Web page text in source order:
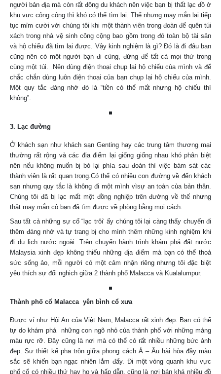
người bản địa mà còn rất đông du khách nên việc bạn bị thất lạc đồ ở
khu vực công công thì khó có thể tìm lại. Thế nhưng may mắn lại tiếp
tục mỉm cười với chúng tôi khi một thành viên trong đoàn để quên túi
xách trong nhà vệ sinh công cộng bao gồm trong đó toàn bộ tài sản
và hộ chiếu đã tìm lại được. Vậy kinh nghiệm là gì? Đó là đi đâu bạn
cũng nên có một người bạn đi cùng, đừng để tất cả mọi thứ trong
cùng một túi. Nên dùng điện thoại chụp lại hộ chiếu của mình và để
chắc chắn dùng luôn điện thoại của bạn chụp lại hộ chiếu của mình.
Một quy tắc đáng nhớ đó là “tiền có thể mất nhưng hộ chiếu thì
không”.
3. Lạc đường
Ở khách sạn như khách sạn Genting hay các trung tâm thương mại
thường rất rộng và các địa điểm lại giống giống nhau khó phân biệt
nên nếu không muốn bị bỏ lại phía sau đoàn thì việc bám sát các
thành viên là rất quan trọng.Có thể có nhiều con đường về đến khách
sạn nhưng quy tắc là không đi một mình vìsự an toàn của bản thân.
Chúng tôi đã bị lạc mất một đồng nghiệp trên đường về thế nhưng
thật may mắn cô bạn đã tìm được về phòng bằng mọi cách.
Sau tất cả những sự cố “lạc trôi‘ ấy chúng tôi lại càng thấy chuyến đi
thêm đáng nhớ và tự trang bị cho mình thêm những kinh nghiệm khi
đi du lịch nước ngoài. Trên chuyến hành trình khám phá đất nước
Malaysia xinh đẹp không thiếu những địa điểm mà bạn có thể thoả
sức sống ảo, mỗi người có một cảm nhận riêng nhưng tôi đặc biệt
yêu thích sự đối nghịch giữa 2 thành phố Malacca và Kualalumpur.
Thành phố cổ Malacca yên bình cổ xưa
Được ví như Hội An của Việt Nam, Malacca rất xinh đẹp. Bạn có thể
tự do khám phá những con ngõ nhỏ của thành phố với những mảng
màu rực rỡ. Đây cũng là nơi mà có thể có rất nhiều những bức ảnh
đẹp. Sự thiết kế pha trộn giữa phong cách Á – Âu hài hòa đầy màu
sắc sẽ khiến bạn ngạc nhiên lắm đấy. Đi một vòng quanh khu vực
phố cổ có nhiều thứ hay ho và hấp dẫn, cũng là nơi bán khá nhiều đồ